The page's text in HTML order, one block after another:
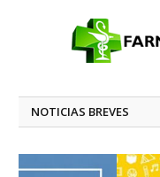
NOTICIAS BREVES